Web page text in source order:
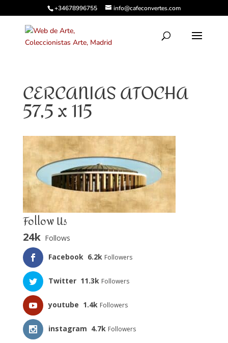
+34678996755 info@cafeconvertes.com
CERCANIAS ATOCHA
57,5 x 115
Follow Us
24k Follows
Facebook 6.2k Followers
Twitter 11.3k Followers
youtube 1.4k Followers
instagram 4.7k Followers